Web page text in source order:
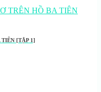
[TẬP 1]